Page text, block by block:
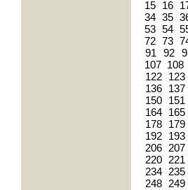
15 16
34 35
53 54
72 73
91
92
107 108
122
123
136
137
150
151
164
165
178
179
192
193
206 207
220
221
234
235
248
249